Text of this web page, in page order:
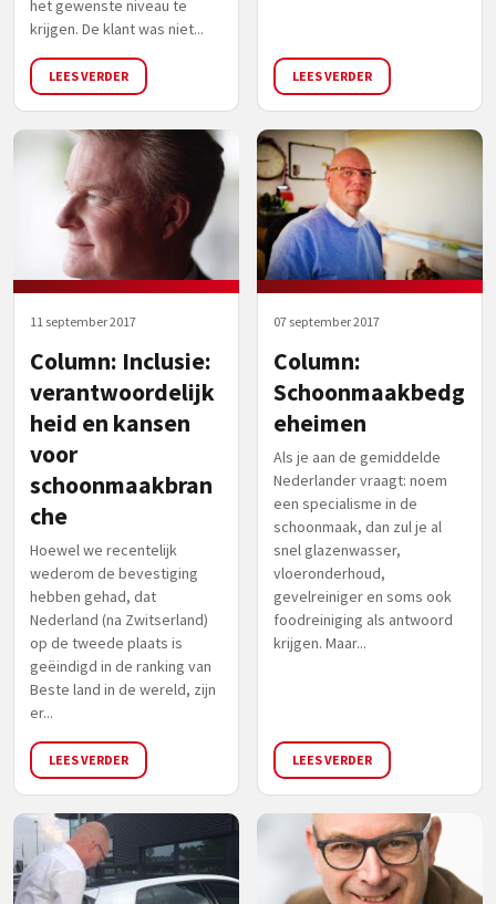
het gewenste niveau te
krijgen. De klant was niet...
LEES VERDER LEES VERDER
11 september 2017
Column: Inclusie:
verantwoordelijk
heid en kansen
voor
schoonmaakbran
che
Hoewel we recentelijk
wederom de bevestiging
hebben gehad, dat
Nederland (na Zwitserland)
op de tweede plaats is
geëindigd in de ranking van
Beste land in de wereld, zijn
er...
LEES VERDER
07 september 2017
Column:
Schoonmaakbedg
eheimen
Als je aan de gemiddelde
Nederlander vraagt: noem
een specialisme in de
schoonmaak, dan zul je al
snel glazenwasser,
vloeronderhoud,
gevelreiniger en soms ook
foodreiniging als antwoord
krijgen. Maar...
LEES VERDER